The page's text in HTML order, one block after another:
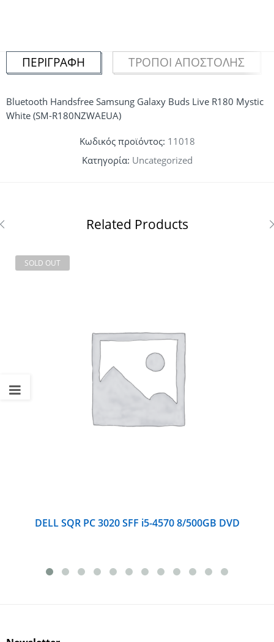
ΠΕΡΙΓΡΑΦΉ ΤΡΌΠΟΙ ΑΠΟΣΤΟΛΉΣ
Bluetooth Handsfree Samsung Galaxy Buds Live R180 Mystic
White (SM-R180NZWAEUA)
Κωδικός προϊόντος: 11018
Κατηγορία: Uncategorized
Related Products
SOLD OUT
DELL SQR PC 3020 SFF i5-4570 8/500GB DVD